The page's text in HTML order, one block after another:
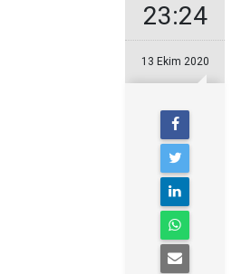
23:24
13 Ekim 2020